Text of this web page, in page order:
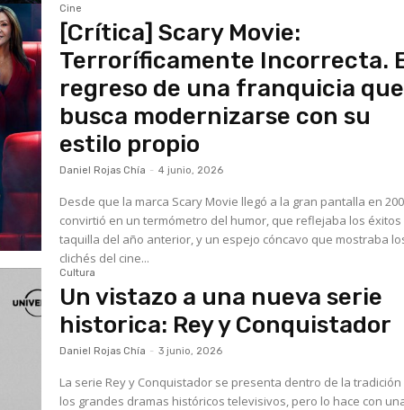
Cine
[Crítica] Scary Movie:
Terroríficamente Incorrecta.
regreso de una franquicia que
busca modernizarse con su
estilo propio
Daniel Rojas Chía - 4 junio, 2026
Desde que la marca Scary Movie llegó a la gran pantalla en
convirtió en un termómetro del humor, que reflejaba los éxitos
taquilla del año anterior, y un espejo cóncavo que mostraba
clichés del cine...
Cultura
Un vistazo a una nueva serie
historica: Rey y Conquistador
Daniel Rojas Chía - 3 junio, 2026
La serie Rey y Conquistador se presenta dentro de la tradición
los grandes dramas históricos televisivos, pero lo hace con